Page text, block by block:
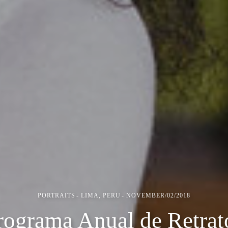
PORTRAITS LIMA, PERU NOVEMBER/02/2018
Anual de